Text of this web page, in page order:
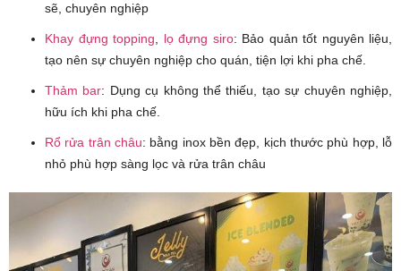
sẽ, chuyên nghiệp
Khay đựng topping, lọ đựng siro: Bảo quản tốt nguyên liệu,
tạo nên sự chuyên nghiệp cho quán, tiện lợi khi pha chế.
Thảm bar: Dụng cụ không thể thiếu, tạo sự chuyên nghiệp,
hữu ích khi pha chế.
Rổ rửa trân châu: bằng inox bền đẹp, kịch thước phù hợp, lỗ
nhỏ phù hợp sàng lọc và rửa trân châu